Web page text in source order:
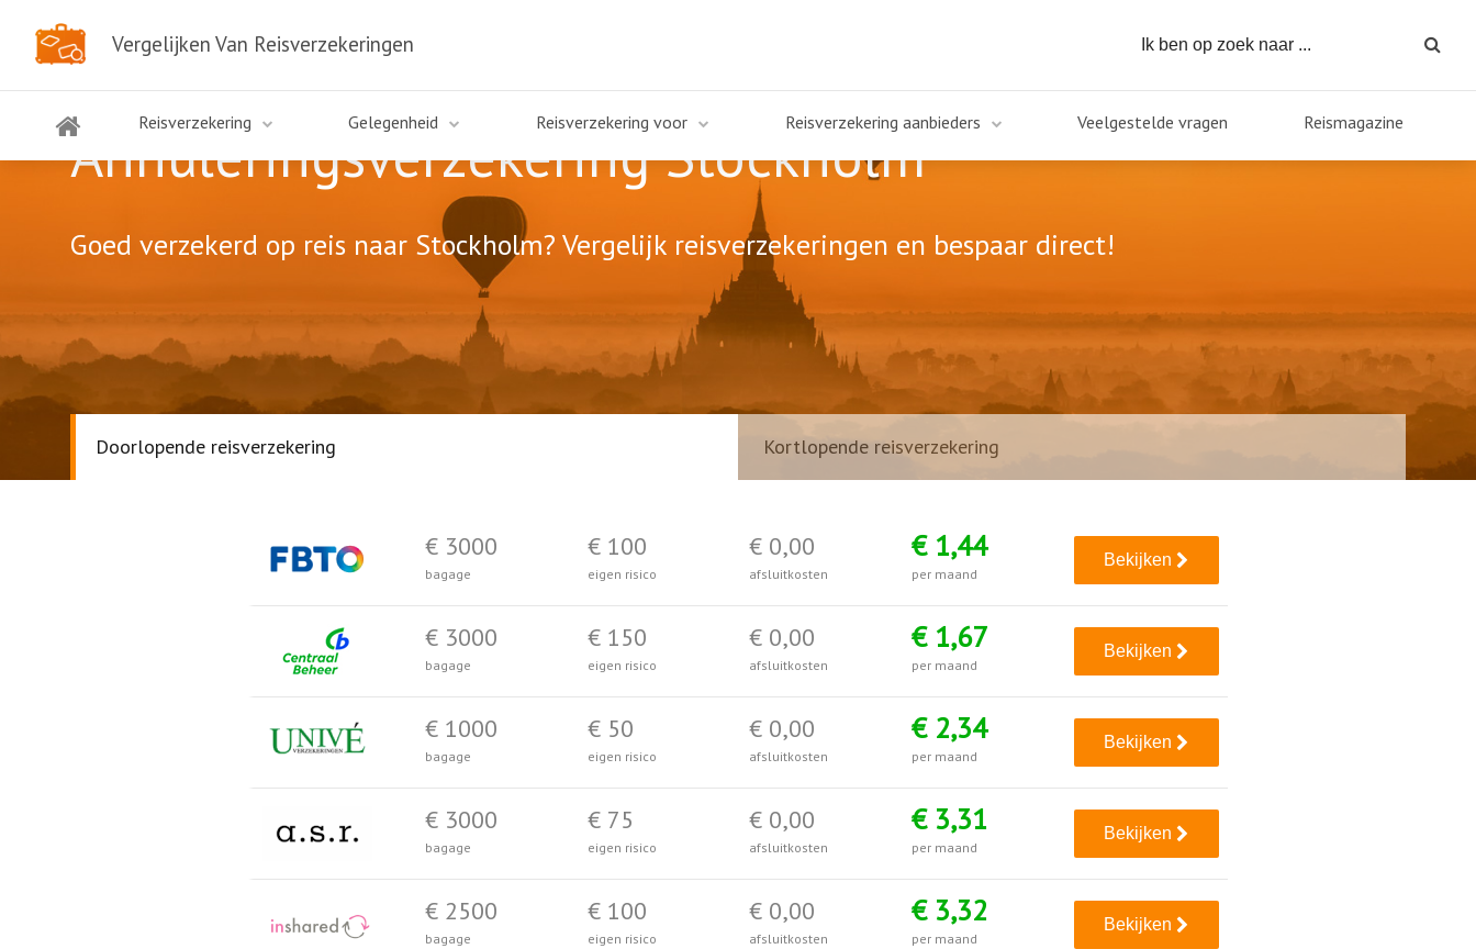
Vergelijken Van Reisverzekeringen
Reisverzekering Gelegenheid Reisverzekering voor Reisverzekering aanbieders Veelgestelde vragen Reismagazine
Annuleringsverzekering Stockholm
Goed verzekerd op reis naar Stockholm? Vergelijk reisverzekeringen en bespaar direct!
Doorlopende reisverzekering Kortlopende reisverzekering
€ 3000
bagage
€ 100
eigen risico
€ 0,00
afsluitkosten
€ 1,44
per maand
Bekijken
€ 3000
bagage
€ 150
eigen risico
€ 0,00
afsluitkosten
€ 1,67
per maand
Bekijken
€ 1000
bagage
€ 50
eigen risico
€ 0,00
afsluitkosten
€ 2,34
per maand
Bekijken
€ 3000
bagage
€ 75
eigen risico
€ 0,00
afsluitkosten
€ 3,31
per maand
Bekijken
€ 2500
bagage
€ 100
eigen risico
€ 0,00
afsluitkosten
€ 3,32
per maand
Bekijken